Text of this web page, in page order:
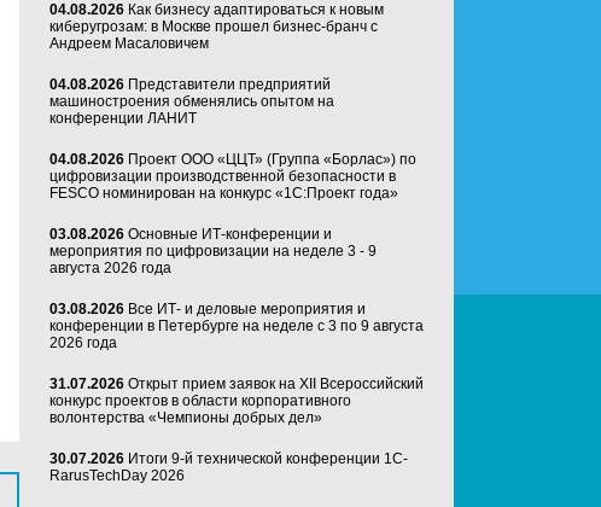
04.08.2026 Как бизнесу адаптироваться к новым
киберугрозам: в Москве прошел бизнес-бранч с
Андреем Масаловичем
04.08.2026 Представители предприятий
машиностроения обменялись опытом на
конференции ЛАНИТ
04.08.2026 Проект ООО «ЦЦТ» (Группа «Борлас») по
цифровизации производственной безопасности в
FESCO номинирован на конкурс «1С:Проект года»
03.08.2026 Основные ИТ-конференции и
мероприятия по цифровизации на неделе 3 - 9
августа 2026 года
03.08.2026 Все ИТ- и деловые мероприятия и
конференции в Петербурге на неделе с 3 по 9 августа
2026 года
31.07.2026 Открыт прием заявок на XII Всероссийский
конкурс проектов в области корпоративного
волонтерства «Чемпионы добрых дел»
30.07.2026 Итоги 9-й технической конференции 1C-
RarusTechDay 2026